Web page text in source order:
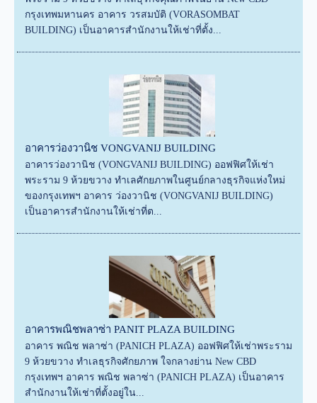
กรุงเทพมหานคร อาคาร วรสมบัติ (VORASOMBAT
BUILDING) เป็นอาคารสำนักงานให้เช่าที่ตั้ง...
อาคารว่องวานิช VONGVANIJ BUILDING
อาคารว่องวานิช (VONGVANIJ BUILDING) ออฟฟิศให้เช่า
พระราม 9 ห้วยขวาง ทำเลศักยภาพในศูนย์กลางธุรกิจแห่งใหม่
ของกรุงเทพฯ อาคาร ว่องวานิช (VONGVANIJ BUILDING)
เป็นอาคารสำนักงานให้เช่าที่ต...
อาคารพณิชพลาซ่า PANIT PLAZA BUILDING
อาคาร พณิช พลาซ่า (PANICH PLAZA) ออฟฟิศให้เช่าพระราม
9 ห้วยขวาง ทำเลธุรกิจศักยภาพ ใจกลางย่าน New CBD
กรุงเทพฯ อาคาร พณิช พลาซ่า (PANICH PLAZA) เป็นอาคาร
สำนักงานให้เช่าที่ตั้งอยู่ใน...